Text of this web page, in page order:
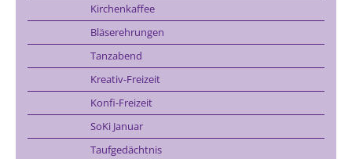
Kirchenkaffee
Bläserehrungen
Tanzabend
Kreativ-Freizeit
Konfi-Freizeit
SoKi Januar
Taufgedächtnis